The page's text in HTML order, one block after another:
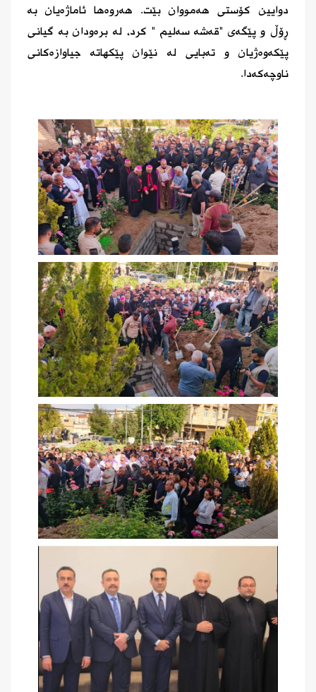
دوایین کۆستی هەمووان بێت. هەروەها ئاماژەیان بە
ڕۆڵ و پێگەی "قەشە سەلیم " کرد، لە برەودان بە گیانی
پێکەوەژیان و تەبایی لە نێوان پێکهاتە جیاوازەکانی
ناوچەکەدا.